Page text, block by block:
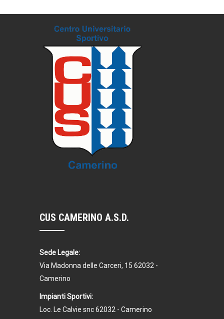
CUS CAMERINO A.S.D.
Sede Legale:
Via Madonna delle Carceri, 15 62032 -
Camerino
Impianti Sportivi:
Loc. Le Calvie snc 62032 - Camerino